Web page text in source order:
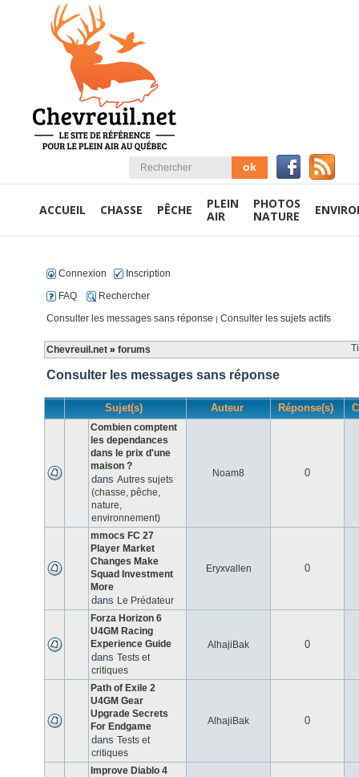
ACCUEIL CHASSE PÊCHE
PLEIN
AIR
PHOTOS
NATURE
Connexion
Inscription
FAQ
Rechercher
Consulter les messages sans réponse | Consulter les sujets actifs
Chevreuil.net » forums
Consulter les messages sans réponse
Sujet(s) Auteur Réponse(s)
Combien comptent
les dependances
dans le prix d'une
maison ?
dans Autres sujets
(chasse, pêche,
nature,
environnement)
Noam8 0
mmocs FC 27
Player Market
Changes Make
Squad Investment
More
dans Le Prédateur
Eryxvallen 0
Forza Horizon 6
U4GM Racing
Experience Guide
dans Tests et
critiques
AlhajiBak 0
Path of Exile 2
U4GM Gear
Upgrade Secrets
For Endgame
dans Tests et
critiques
AlhajiBak 0
Improve Diablo 4